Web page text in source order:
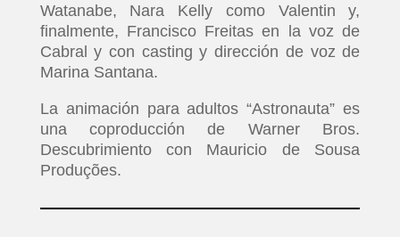
Watanabe, Nara Kelly como Valentin y,
finalmente, Francisco Freitas en la voz de
Cabral y con casting y dirección de voz de
Marina Santana.
La animación para adultos “Astronauta” es
una coproducción de Warner Bros.
Descubrimiento con Mauricio de Sousa
Produções.